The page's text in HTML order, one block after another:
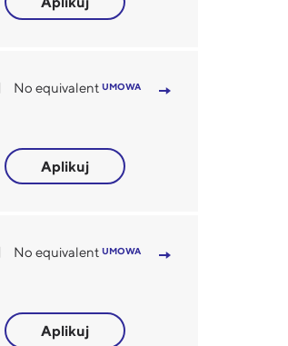
No equivalent UMOWA
Aplikuj
No equivalent UMOWA
Aplikuj